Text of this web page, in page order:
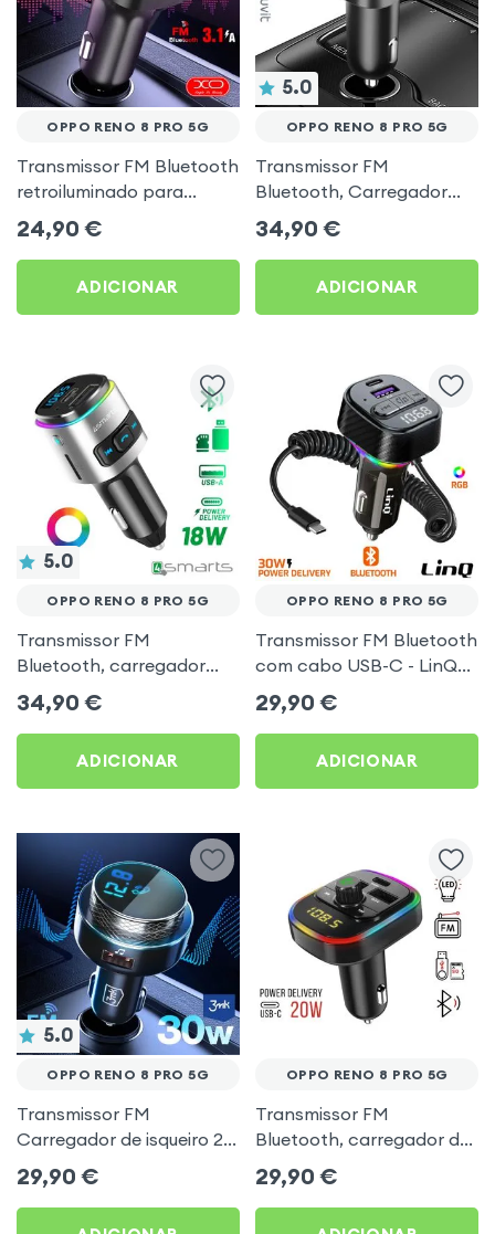
OPPO RENO 8 PRO 5G
Transmissor FM Bluetooth
retroiluminado para
automóvel com
carregamento USB C
Preto
24,90 €
ADICIONAR
5.0
OPPO RENO 8 PRO 5G
Transmissor FM
Bluetooth, Carregador
para automóvel Muvit
Preto para Oppo Reno 8
Pro 5G
34,90 €
ADICIONAR
5.0
OPPO RENO 8 PRO 5G
Transmissor FM
Bluetooth, carregador
isqueiro USB / USB-C, Kit
mãos livres Multifunção -
4smarts
34,90 €
ADICIONAR
OPPO RENO 8 PRO 5G
Transmissor FM Bluetooth
com cabo USB-C - LinQ
para Oppo Reno 8 Pro 5G
29,90 €
ADICIONAR
5.0
OPPO RENO 8 PRO 5G
Transmissor FM
Carregador de isqueiro 2x
USB MicroSD 3mk Preto
para Oppo Reno 8 Pro 5G
29,90 €
OPPO RENO 8 PRO 5G
Transmissor FM
Bluetooth, carregador de
automóvel USB / USB-C,
C4 - Preto para Oppo
Reno 8 Pro 5G
29,90 €